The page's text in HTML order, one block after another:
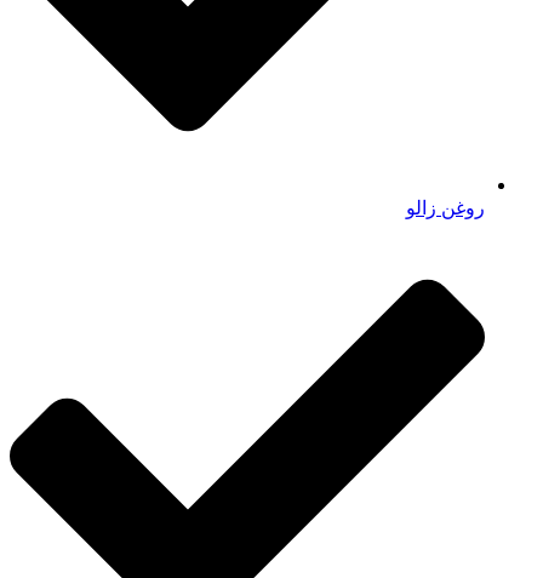
روغن زالو